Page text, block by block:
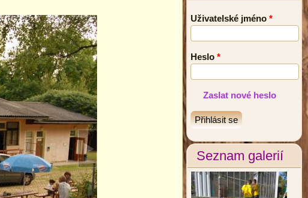
Uživatelské jméno *
Heslo *
Zaslat nové heslo
Seznam galerií